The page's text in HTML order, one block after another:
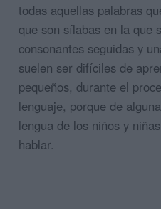
todas aquellas palabras
que son sílabas en la que
consonantes seguidas y
suelen ser difíciles de
pequeños, durante el
lenguaje, porque de
lengua de los niños y
hablar.